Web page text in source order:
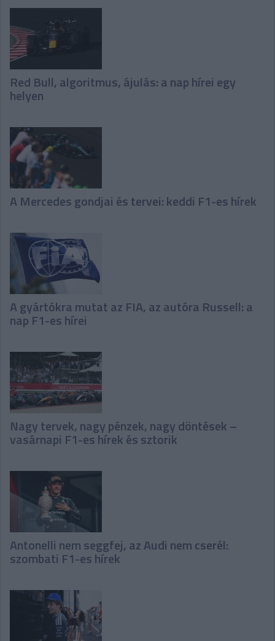
Red Bull, algoritmus, ájulás: a nap hírei egy
helyen
A Mercedes gondjai és tervei: keddi F1-es hírek
A gyártókra mutat az FIA, az autóra Russell: a
nap F1-es hírei
Nagy tervek, nagy pénzek, nagy döntések –
vasárnapi F1-es hírek és sztorik
Antonelli nem seggfej, az Audi nem cserél:
szombati F1-es hírek